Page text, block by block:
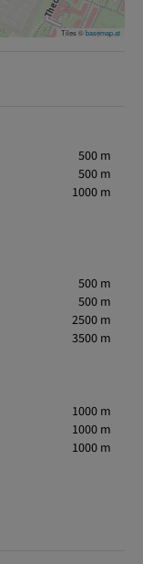
Tiles ©basemap.at
500 m
500 m
1000 m
500 m
500 m
2500 m
3500 m
1000 m
1000 m
1000 m